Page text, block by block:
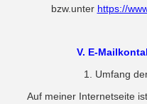
bzw.unter https://
V. E-
1. Umfang
Auf meiner Internetseite